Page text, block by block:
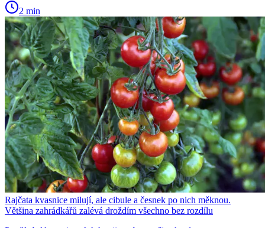
2 min
Rajčata kvasnice milují, ale cibule a česnek po nich měknou.
Většina zahrádkářů zalévá droždím všechno bez rozdílu